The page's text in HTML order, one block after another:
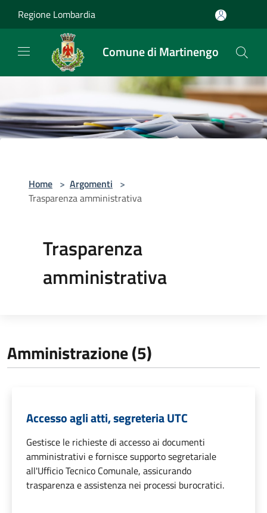
Regione Lombardia
Comune di Martinengo
Home > Argomenti >
Trasparenza amministrativa
Trasparenza
amministrativa
Amministrazione (5)
Accesso agli atti, segreteria UTC
Gestisce le richieste di accesso ai documenti
amministrativi e fornisce supporto segretariale
all'Ufficio Tecnico Comunale, assicurando
trasparenza e assistenza nei processi burocratici.